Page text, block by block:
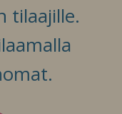
tilaajille.